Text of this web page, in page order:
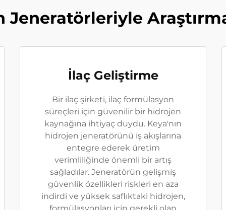
Jeneratörleriyle
İlaç Geliştirme
Bir ilaç şirketi, ilaç formülasyon
süreçleri için güvenilir bir hidrojen
kaynağına ihtiyaç duydu. Keya'nın
hidrojen jeneratörünü iş akışlarına
entegre ederek üretim
verimliliğinde önemli bir artış
sağladılar. Jeneratörün gelişmiş
güvenlik özellikleri riskleri en aza
indirdi ve yüksek saflıktaki hidrojen,